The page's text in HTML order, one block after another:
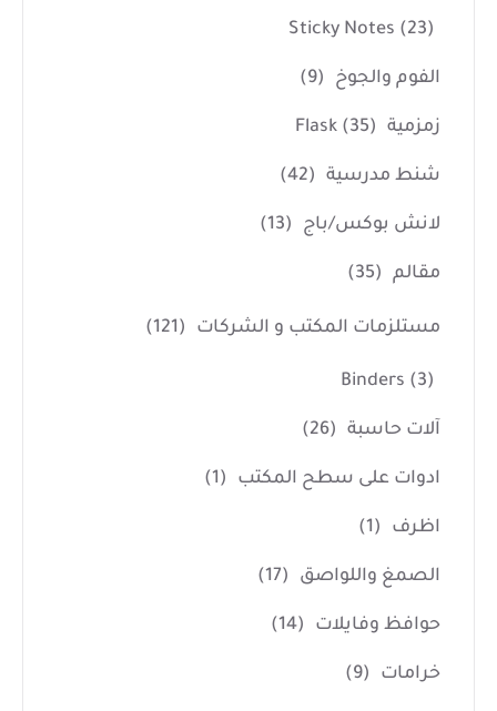
Sticky Notes (23)
الفوم والجوخ (9)
زمزمية Flask (35)
شنط مدرسية (42)
لانش بوكس/باج (13)
مقالم (35)
مستلزمات المكتب و الشركات (121)
Binders (3)
آلات حاسبة (26)
ادوات على سطح المكتب (1)
اظرف (1)
الصمغ واللواصق (17)
حوافظ وفايلات (14)
خرامات (9)